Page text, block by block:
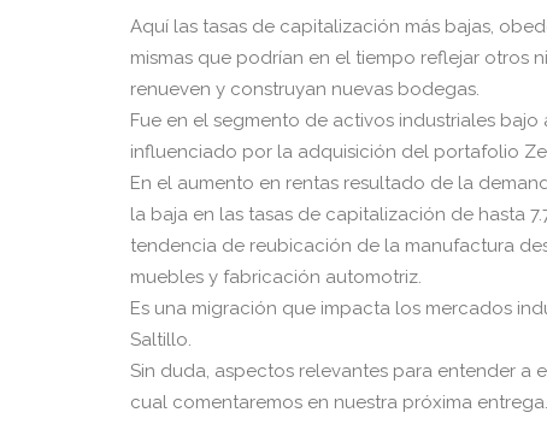
Aquí las tasas de capitalización más bajas,
mismas que podrían en el tiempo reflejar otros
renueven y construyan nuevas bodegas.
Fue en el segmento de activos industriales
influenciado por la adquisición del portafolio
En el aumento en rentas resultado de la
la baja en las tasas de capitalización de hasta
tendencia de reubicación de la manufactura
muebles y fabricación automotriz.
Es una migración que impacta los mercados
Saltillo.
Sin duda, aspectos relevantes para entender a
cual comentaremos en nuestra próxima entrega.